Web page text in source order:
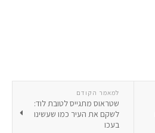
למאמר הקודם
שטראוס מתגייס לטובת לוד:
לשקם את העיר כמו שעשינו
בעכו